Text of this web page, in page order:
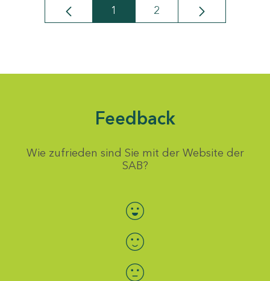
Seite
1 Seite
2
Feedback
Wie zufrieden sind Sie mit der Website der
SAB?
Bewertung auswählen